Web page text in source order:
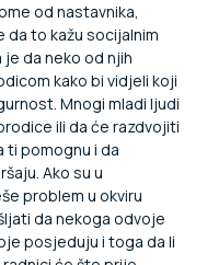
od nastavnika,
to kažu socijalnim
da neko od njih
kako bi vidjeli koji
Mnogi mladi ljudi
ili da će razdvojiti
ti pomognu i da
Ako su u
problem u okviru
da nekoga odvoje
posjeduju i toga da li